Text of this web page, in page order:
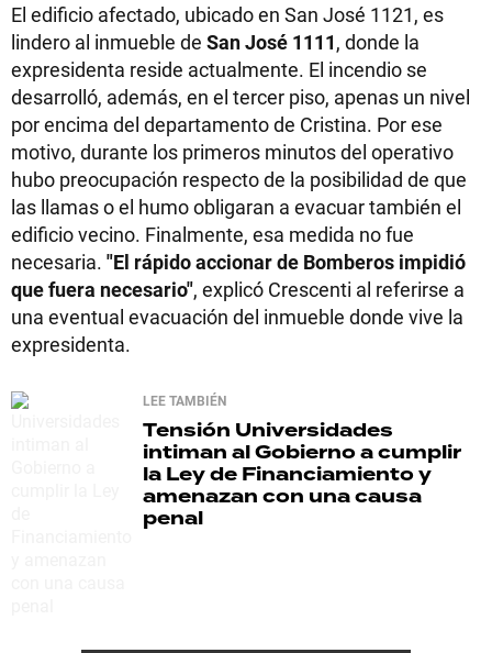
El edificio afectado, ubicado en San José 1121, es
lindero al inmueble de San José 1111, donde la
expresidenta reside actualmente. El incendio se
desarrolló, además, en el tercer piso, apenas un nivel
por encima del departamento de Cristina. Por ese
motivo, durante los primeros minutos del operativo
hubo preocupación respecto de la posibilidad de que
las llamas o el humo obligaran a evacuar también el
edificio vecino. Finalmente, esa medida no fue
necesaria. "El rápido accionar de Bomberos impidió
que fuera necesario", explicó Crescenti al referirse a
una eventual evacuación del inmueble donde vive la
expresidenta.
LEE TAMBIÉN
Tensión Universidades
intiman al Gobierno a cumplir
la Ley de Financiamiento y
amenazan con una causa
penal